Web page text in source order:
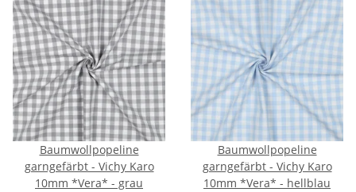
Baumwollpopeline
garngefärbt - Vichy Karo
10mm *Vera* - grau
Baumwollpopeline
garngefärbt - Vichy Karo
10mm *Vera* - hellblau